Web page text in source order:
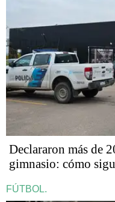
Declararon más de
gimnasio: cómo
FÚTBOL.